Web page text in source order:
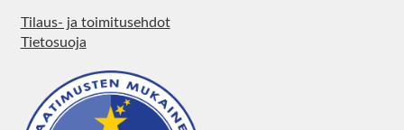
Tilaus- ja toimitusehdot
Tietosuoja